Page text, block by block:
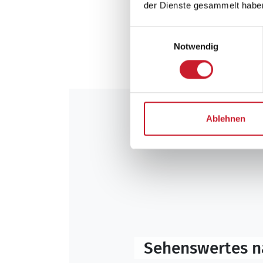
der Dienste gesammelt
Notwendig
Ablehnen
Privatsphäre - genau
ermöglicht viele
noch längere
Jahren.
Sehenswertes